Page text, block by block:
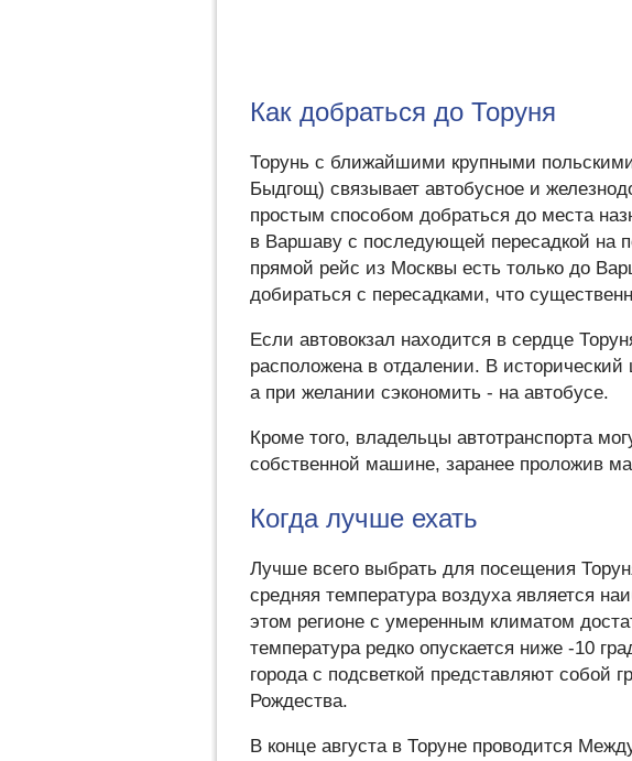
Как добраться до Торуня
Торунь с ближайшими крупными
Быдгощ) связывает автобусное и
простым способом добраться до места
в Варшаву с последующей пересадкой на
прямой рейс из Москвы есть только до
добираться с пересадками, что
Если автовокзал находится в сердце
расположена в отдалении. В исторический
а при желании сэкономить - на автобусе.
Кроме того, владельцы автотранспорта
собственной машине, заранее проложив
Когда лучше ехать
Лучше всего выбрать для посещения
средняя температура воздуха является
этом регионе с умеренным климатом
температура редко опускается ниже -10
города с подсветкой представляют собой
Рождества.
В конце августа в Торуне проводится